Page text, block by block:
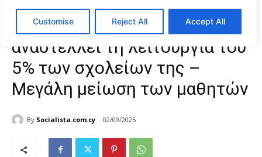
Customise Reject All Accept All
Financial Times: Η Ελλάδα
αναστέλλει τη λειτουργία του
5% των σχολείων της –
Μεγάλη μείωση των μαθητών
By Socialista.com.cy 02/09/2025